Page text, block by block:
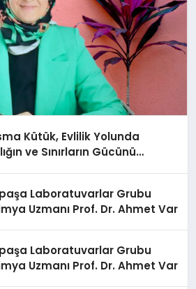
Kütük, Evlilik Yolunda
ve Sınırların Gücünü
Laboratuvarlar Grubu
Uzmanı Prof. Dr. Ahmet Var
Laboratuvarlar Grubu
Uzmanı Prof. Dr. Ahmet Var